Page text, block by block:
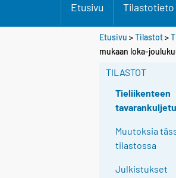
Etusivu Tilastotieto
Etusivu >Tilastot>
mukaan loka-
TILASTOT
Tieliikenteen
Muutoksia
tilastossa
Julkistukset